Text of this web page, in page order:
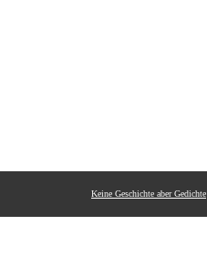
Keine Geschichte aber Gedichte